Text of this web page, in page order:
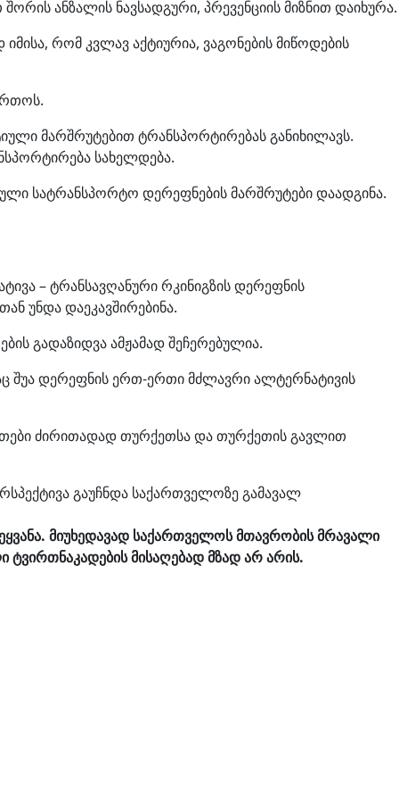
ანზალის ნავსადგური, პრევენციის მიზნით დაიხურა.
რომ კვლავ აქტიურია, ვაგონების მიწოდების
მარშრუტებით ტრანსპორტირებას განიხილავს.
სახელდება.
სატრანსპორტო დერეფნების მარშრუტები დაადგინა.
– ტრანსავღანური რკინიგზის დერეფნის
უნდა დაეკავშირებინა.
გადაზიდვა ამჟამად შეჩერებულია.
შუა დერეფნის ერთ-ერთი მძლავრი ალტერნატივის
ძირითადად თურქეთსა და თურქეთის გავლით
გაუჩნდა საქართველოზე გამავალ
მიუხედავად საქართველოს მთავრობის მრავალი
მისაღებად მზად არ არის.